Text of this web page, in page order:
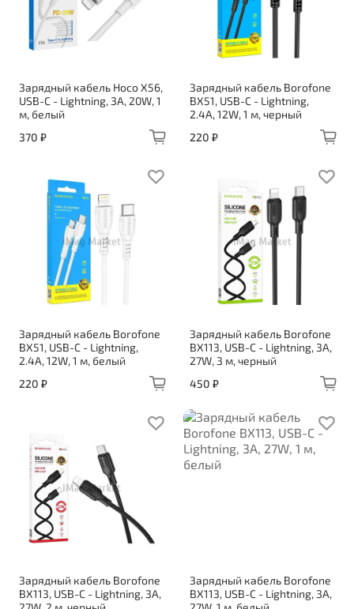
Зарядный кабель Hoco X56,
USB-C - Lightning, 3A, 20W, 1
м, белый
370 ₽
Зарядный кабель Borofone
BX51, USB-C - Lightning,
2.4A, 12W, 1 м, черный
220 ₽
Зарядный кабель Borofone
BX51, USB-C - Lightning,
2.4A, 12W, 1 м, белый
220 ₽
Зарядный кабель Borofone
BX113, USB-C - Lightning, 3A,
27W, 3 м, черный
450 ₽
Зарядный кабель Borofone
BX113, USB-C - Lightning, 3A,
Зарядный кабель Borofone
BX113, USB-C - Lightning, 3A,